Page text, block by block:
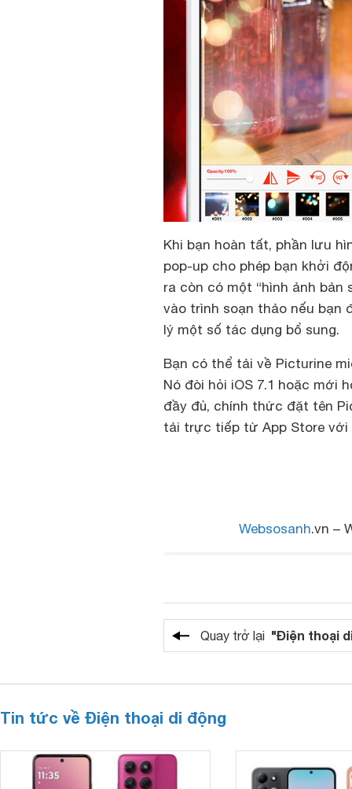
Khi bạn hoàn tất, phần lưu
pop-up cho phép bạn khởi
ra còn có một “hình ảnh
vào trình soạn thảo nếu bạn
lý một số tác dụng bổ sung.
Bạn có thể tải về Picturine
Nó đòi hỏi iOS 7.1 hoặc mới
đầy đủ, chính thức đặt tên
tải trực tiếp từ App Store với
Websosanh.vn –
Quay trở lại "Điện thoại
Tin tức về Điện thoại di động